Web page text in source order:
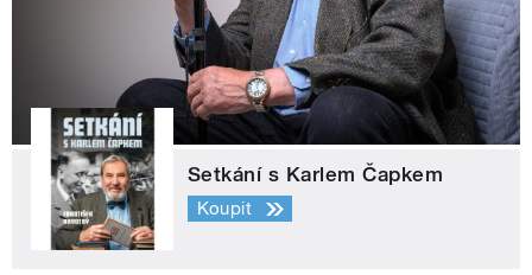
Setkání s Karlem Čapkem
Koupit